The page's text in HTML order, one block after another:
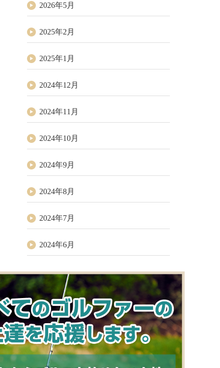
2026年5月
2025年2月
2025年1月
2024年12月
2024年11月
2024年10月
2024年9月
2024年8月
2024年7月
2024年6月